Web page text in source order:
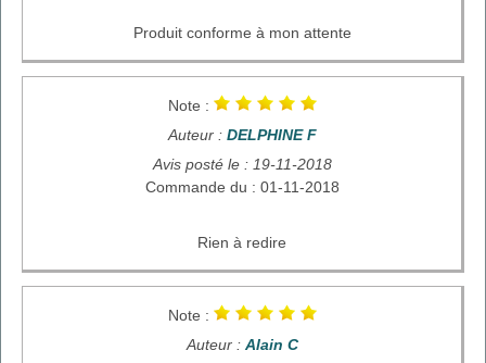
Produit conforme à mon attente
Note :
Auteur : DELPHINE F
Avis posté le : 19-11-2018
Commande du : 01-11-2018
Rien à redire
Note :
Auteur : Alain C